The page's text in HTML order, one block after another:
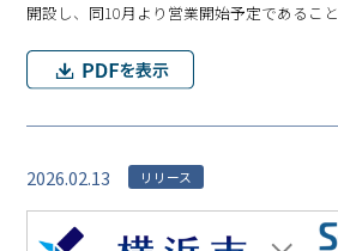
開設し、同10月より営業開始予定であるこ
2026.02.13 リリース